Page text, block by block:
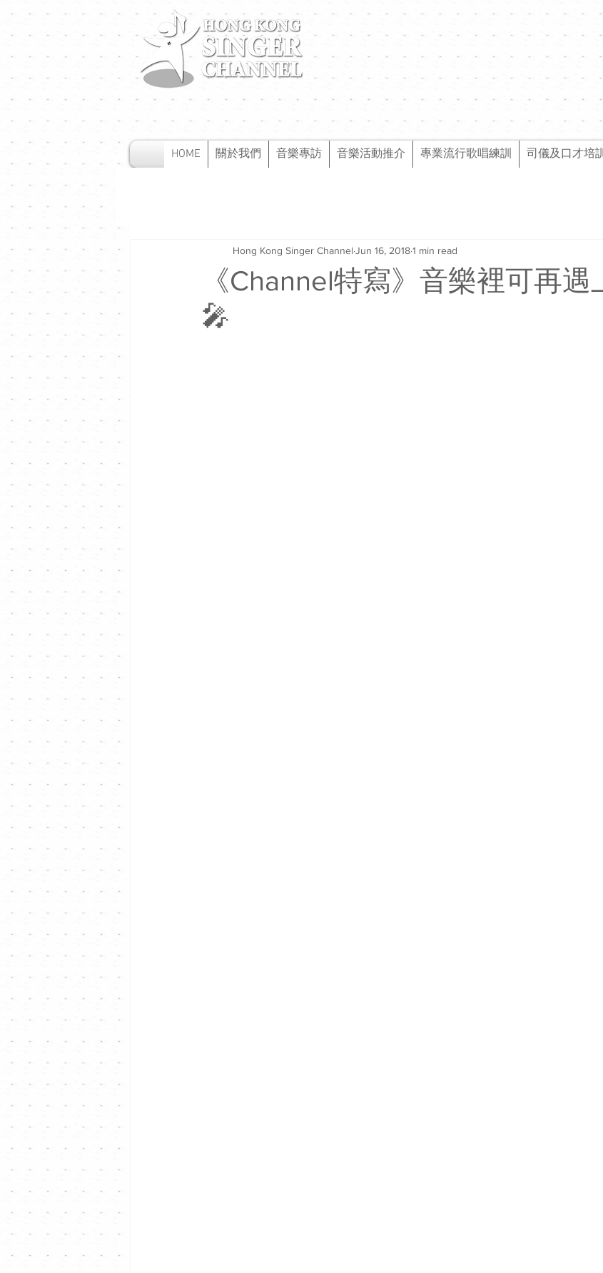
HOME 關於我們 音樂專訪 音樂活動推介 專業流行歌唱練訓 司儀及口才培訓
《Channel特寫》音樂裡可再遇
🎤
Hong Kong Singer Channel Jun 16, 20181 min read